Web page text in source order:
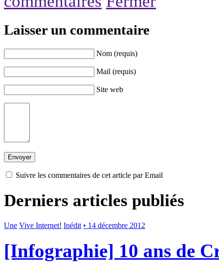
Laisser un commentaire
Nom (requis)
Mail (requis)
Site web
Suivre les commentaires de cet article par Email
Derniers articles publiés
Une Vive Internet! Inédit • 14 décembre 2012
[Infographie] 10 ans de